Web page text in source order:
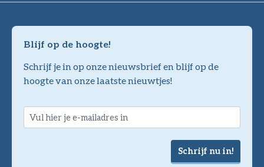
Blijf op de hoogte!
Schrijf je in op onze nieuwsbrief en blijf op de
hoogte van onze laatste nieuwtjes!
Schrijf nu in!